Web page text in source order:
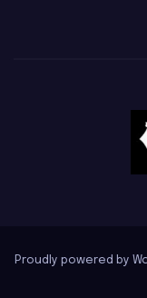
Proudly powered by